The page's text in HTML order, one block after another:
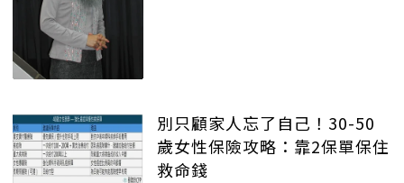
別只顧家人忘了自己！30-50
歲女性保險攻略：靠2保單保住
救命錢